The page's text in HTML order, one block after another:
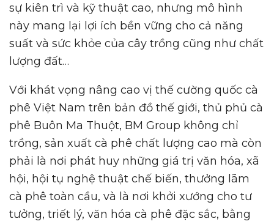
sự kiên trì và kỹ thuật cao, nhưng mô hình
này mang lại lợi ích bền vững cho cả năng
suất và sức khỏe của cây trồng cũng như chất
lượng đất…
Với khát vọng nâng cao vị thế cường quốc cà
phê Việt Nam trên bản đồ thế giới, thủ phủ cà
phê Buôn Ma Thuột, BM Group không chỉ
trồng, sản xuất cà phê chất lượng cao mà còn
phải là nơi phát huy những giá trị văn hóa, xã
hội, hội tụ nghệ thuật chế biến, thưởng lãm
cà phê toàn cầu, và là nơi khởi xướng cho tư
tưởng, triết lý, văn hóa cà phê đặc sắc, bằng